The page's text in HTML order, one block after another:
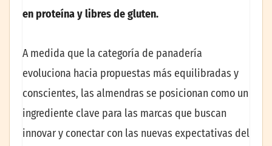
en proteína y libres de gluten.
A medida que la categoría de panadería
evoluciona hacia propuestas más equilibradas y
conscientes, las almendras se posicionan como un
ingrediente clave para las marcas que buscan
innovar y conectar con las nuevas expectativas del